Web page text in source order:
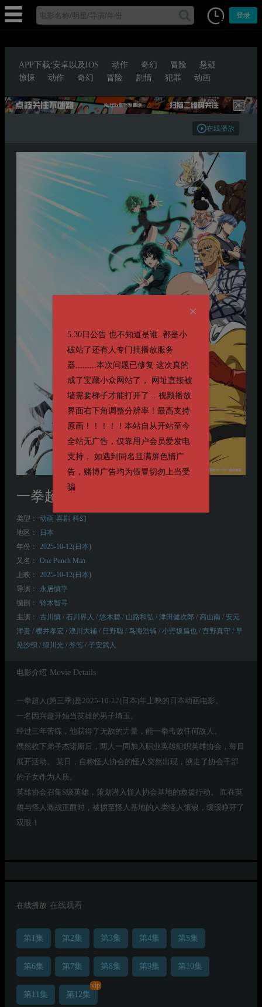
登录
5.30日公告 也不知道是谁..都是小
破站了还有人专门搞播放服务
器.........本次问题已修复 这次真的
成了宝藏小众网站了， 网址直接被
墙需要梯子才能打开了... 视频播放
界面右下角调整分辨率！最高支持
原画！！！！！本站自从开站至今
全站无广告，仅靠用户会员爱发电
支持， 如遇到同名且满屏色情广
告，赌博广告均为假冒切勿上当受
骗
APP下载:安卓以及IOS 动作 奇幻 冒险
悬疑
惊悚
动作 奇幻 冒险 剧情 犯罪 动画
在线播放
一拳超人(第三季)
类型： 动画 喜剧 科幻
地区：
日本
年份：
2025-10-12(日本)
又名：
One Punch Man
上映：
2025-10-12(日本)
导演：
永居慎平
编剧：
铃木智寻
主演：
古川慎 / 石川界人 / 悠木碧 / 山路和弘 / 津田健次郎 / 高山南 / 安元
洋贵 / 樱井孝宏 / 浪川大辅 / 日野聪 / 鸟海浩辅 / 小野坂昌也 / 宫野真守 / 早
见沙织 / 绿川光 / 斧笃 / 子安武人
电影介绍 Movie Details
一拳超人(第三季)是2025-10-12(日本)年上映的日本动画电影。
一名因兴趣开始当英雄的男子埼玉。
经过三年苦练，他获得了无敌的力量，能一拳击败任何敌人。
偶然收下弟子杰诺斯后，两人一同加入职业英雄组织英雄协会，每日
展开活动。 某日，自称怪人协会的怪人突然出现，掳走了协会干部
的子女作为人质。
英雄协会召集S级英雄，策划潜入怪人协会基地的救援行动。 而在英
雄与怪人激战正酣时，被掳至怪人基地的人类怪人饿狼，缓缓睁开了
双眼！
在线播放 在线观看
第1集 第2集 第3集 第4集 第5集
第6集 第7集 第8集 第9集 第10集
第11集 第12集
vip